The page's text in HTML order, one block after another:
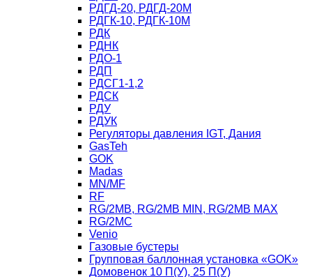
РДГД-20, РДГД-20М
РДГК-10, РДГК-10М
РДК
РДНК
РДО-1
РДП
РДСГ1-1,2
РДСК
РДУ
РДУК
Регуляторы давления IGT, Дания
GasTeh
GOK
Madas
MN/MF
RF
RG/2MB, RG/2MB MIN, RG/2MB MAX
RG/2MC
Venio
Газовые бустеры
Групповая баллонная установка «GOK»
Домовенок 10 П(У), 25 П(У)